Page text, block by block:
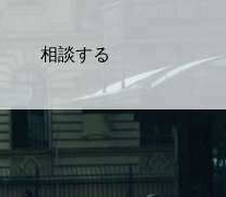
相談する